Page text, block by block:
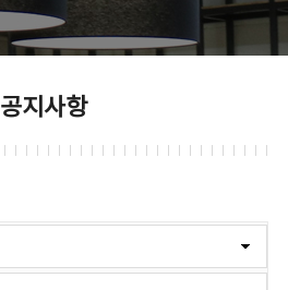
공지사항